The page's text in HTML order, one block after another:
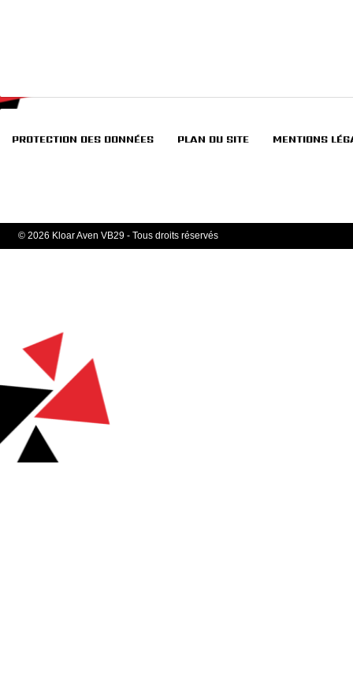
PROTECTION DES DONNÉES PLAN DU SITE MENTIONS
© 2026 Kloar Aven VB29 - Tous droits réservés